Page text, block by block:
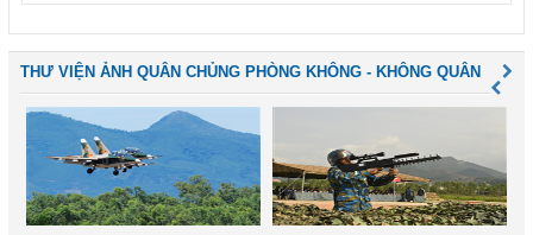
THƯ VIỆN ẢNH QUÂN CHỦNG PHÒNG KHÔNG - KHÔNG QUÂN